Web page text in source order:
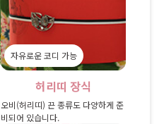
자유로운 코디 가능
허리띠 장식
오비(허리띠) 끈 종류도 다양하게 준
비되어 있습니다.